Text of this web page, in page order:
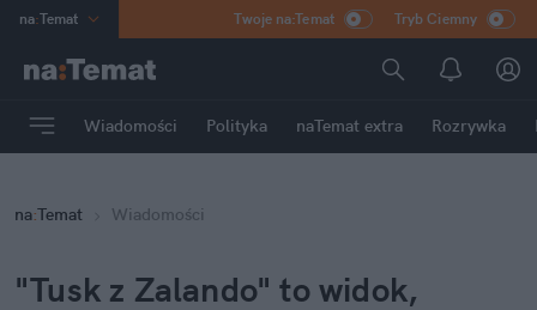
na:Temat
Poland
mama
Rozrywka
Twoje na:Temat Tryb Ciemny
Wiadomości Polityka naTemat extra Rozrywka
na:Temat Wiadomości
"Tusk z Zalando" to widok,